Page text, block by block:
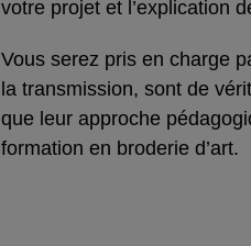
votre projet et l’explication
Vous serez pris en charge
la transmission, sont de
que leur approche
formation en broderie d’art.